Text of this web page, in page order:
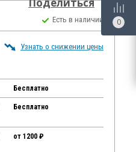
Есть в наличии
Узнать о снижении цены
Бесплатно
Бесплатно
от 1200 ₽
0